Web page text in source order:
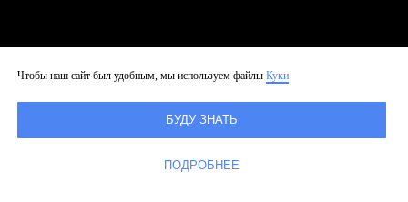
Чтобы наш сайт был удобным, мы используем файлы Куки
БУДУ ЗНАТЬ
ПОДРОБНЕЕ